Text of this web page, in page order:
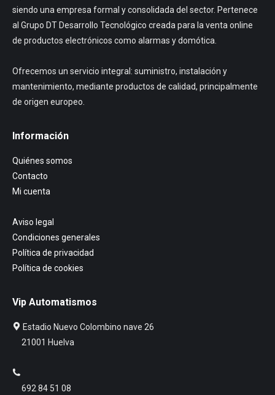
siendo una empresa formal y consolidada del sector. Pertenece
al Grupo DT Desarrollo Tecnológico creada para la venta online
de productos electrónicos como alarmas y domótica.
Ofrecemos un servicio integral: suministro, instalación y
mantenimiento, mediante productos de calidad, principalmente
de origen europeo.
Información
Quiénes somos
Contacto
Mi cuenta
Aviso legal
Condiciones generales
Política de privacidad
Política de cookies
Vip Automatismos
Estadio Nuevo Colombino nave 26
21001 Huelva
692 84 51 08